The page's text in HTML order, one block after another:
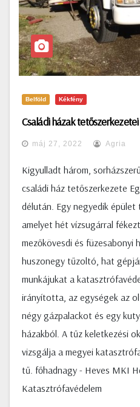
Belföld Kékfény
Családi házak
máj 27, 2022 Agria
Kigyulladt három,
családi ház tetőszerkezete
délután. Egy negyedik
amelyet hét vízsugárral
mezőkövesdi és füzesabonyi
huszonegy tűzoltó, hat
munkájukat a
irányította, az egységek az
négy gázpalackot és egy
házakból. A tűz keletkezési
vizsgálja a megyei
tű. főhadnagy - Heves MKI
Katasztrófavédelem